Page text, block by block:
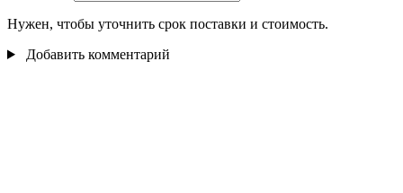
Нужен, чтобы уточнить срок поставки и стоимость.
Добавить комментарий